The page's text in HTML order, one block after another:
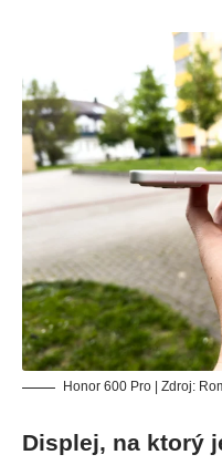
Honor 600 Pro | Zdroj:
Displej, na ktorý